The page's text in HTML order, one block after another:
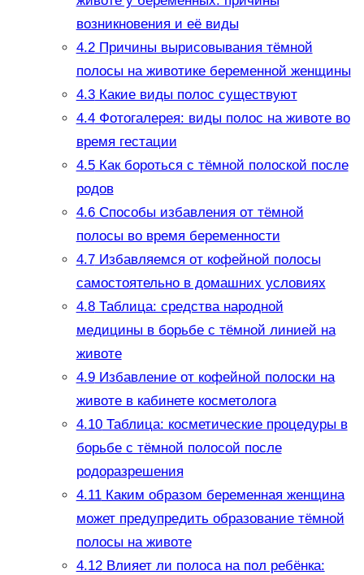
возникновения и её виды
4.2Причины вырисовывания тёмной
полосы на животике беременной женщины
4.3Какие виды полос существуют
4.4Фотогалерея: виды полос на животе во
время гестации
4.5Как бороться с тёмной полоской после
родов
4.6Способы избавления от тёмной
полосы во время беременности
4.7Избавляемся от кофейной полосы
самостоятельно в домашних условиях
4.8Таблица: средства народной
медицины в борьбе с тёмной линией на
животе
4.9Избавление от кофейной полоски на
животе в кабинете косметолога
4.10Таблица: косметические процедуры в
борьбе с тёмной полосой после
родоразрешения
4.11Каким образом беременная женщина
может предупредить образование тёмной
полосы на животе
4.12Влияет ли полоса на пол ребёнка: